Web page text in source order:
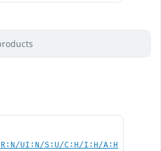
UI:N/S:U/C:H/I:H/A:H